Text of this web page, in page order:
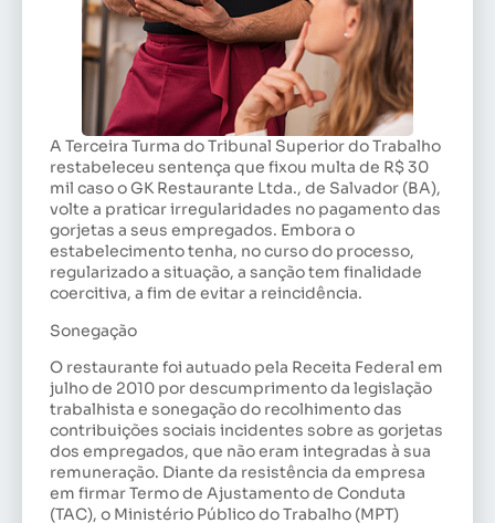
A Terceira Turma do Tribunal Superior do Trabalho
restabeleceu sentença que fixou multa de R$ 30
mil caso o GK Restaurante Ltda., de Salvador (BA),
volte a praticar irregularidades no pagamento das
gorjetas a seus empregados. Embora o
estabelecimento tenha, no curso do processo,
regularizado a situação, a sanção tem finalidade
coercitiva, a fim de evitar a reincidência.
Sonegação
O restaurante foi autuado pela Receita Federal em
julho de 2010 por descumprimento da legislação
trabalhista e sonegação do recolhimento das
contribuições sociais incidentes sobre as gorjetas
dos empregados, que não eram integradas à sua
remuneração. Diante da resistência da empresa
em firmar Termo de Ajustamento de Conduta
(TAC), o Ministério Público do Trabalho (MPT)